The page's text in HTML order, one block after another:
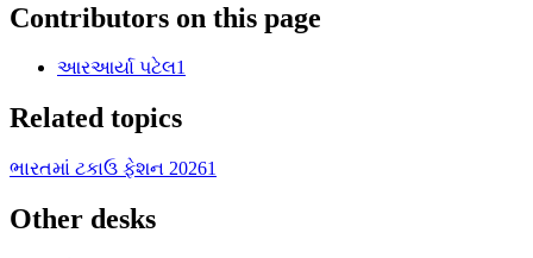
Contributors on this page
આરઆર્યા પટેલ1
Related topics
ભારતમાં ટકાઉ ફેશન 20261
Other desks